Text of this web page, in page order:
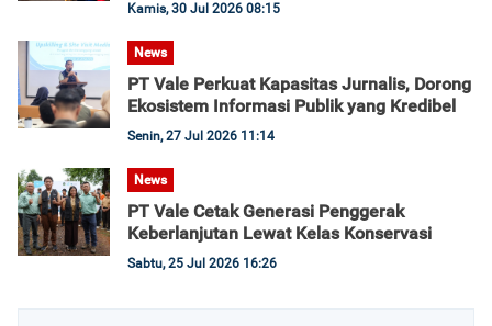
Kamis, 30 Jul 2026 08:15
News
PT Vale Perkuat Kapasitas Jurnalis, Dorong
Ekosistem Informasi Publik yang Kredibel
Senin, 27 Jul 2026 11:14
News
PT Vale Cetak Generasi Penggerak
Keberlanjutan Lewat Kelas Konservasi
Sabtu, 25 Jul 2026 16:26